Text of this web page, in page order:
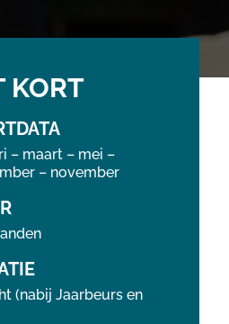
KORT
– maart – mei –
– november
(nabij Jaarbeurs en